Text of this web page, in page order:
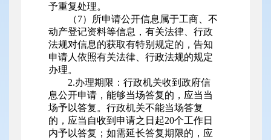
予重复处理。
（7）所申请公开信息属于工商、不
动产登记资料等信息，有关法律、行政
法规对信息的获取有特别规定的，告知
申请人依照有关法律、行政法规的规定
办理。
2.办理期限：行政机关收到政府信
息公开申请，能够当场答复的，应当当
场予以答复。行政机关不能当场答复
的，应当自收到申请之日起20个工作日
内予以答复；如需延长答复期限的，应